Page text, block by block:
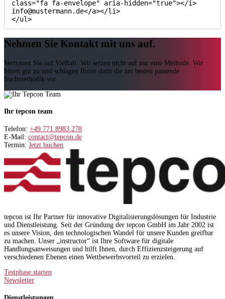
class="fa fa-envelope" aria-hidden="true"></i>
info@mustermann.de</a></li>
</ul>
Nehmen Sie Kontakt mit uns auf.
Vertrauen Sie auf Vielfalt: Wir setzen nicht auf nur eine Methode. Wir
hören gut zu und schlagen Ihnen dann die am besten passende
Suchmethodik vor.
Ihr tepcon team
Telefon: +49 771 8983 278
E-Mail: contact@tepcon.de
Termin: Jetzt buchen
tepcon ist Ihr Partner für innovative Digitalisierungslösungen für Industrie
und Dienstleistung. Seit der Gründung der tepcon GmbH im Jahr 2002 ist
es unsere Vision, den technologischen Wandel für unsere Kunden greifbar
zu machen. Unser „instructor“ ist Ihre Software für digitale
Handlungsanweisungen und hilft Ihnen, durch Effizienzsteigerung auf
verschiedenen Ebenen einen Wettbewerbsvorteil zu erzielen.
Testphase starten
Newsletter